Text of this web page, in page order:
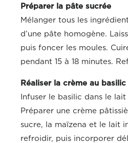
Préparer la pâte sucrée
Mélanger tous les
d’une pâte homogène.
puis foncer les moules.
pendant 15 à 18 minutes.
Réaliser la crème au basilic
Infuser le basilic dans le
Préparer une crème
sucre, la maïzena et le lait
refroidir, puis incorporer